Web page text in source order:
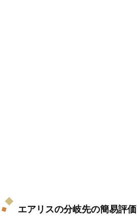
エアリスの分岐先の簡易評価